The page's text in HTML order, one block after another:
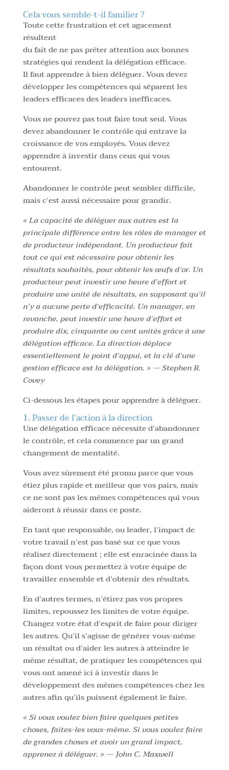
Cela vous semble-t-il familier ?
Toute cette frustration et cet agacement
résultent
du fait de ne pas prêter attention aux bonnes
stratégies qui rendent la délégation efficace.
Il faut apprendre à bien déléguer. Vous devez
développer les compétences qui séparent les
leaders efficaces des leaders inefficaces.
Vous ne pouvez pas tout faire tout seul. Vous
devez abandonner le contrôle qui entrave la
croissance de vos employés. Vous devez
apprendre à investir dans ceux qui vous
entourent.
Abandonner le contrôle peut sembler difficile,
mais c’est aussi nécessaire pour grandir.
« La capacité de déléguer aux autres est la
principale différence entre les rôles de manager et
de producteur indépendant. Un producteur fait
tout ce qui est nécessaire pour obtenir les
résultats souhaités, pour obtenir les œufs d’or. Un
producteur peut investir une heure d’effort et
produire une unité de résultats, en supposant qu’il
n’y a aucune perte d’efficacité. Un manager, en
revanche, peut investir une heure d’effort et
produire dix, cinquante ou cent unités grâce à une
délégation efficace. La direction déplace
essentiellement le point d’appui, et la clé d’une
gestion efficace est la délégation. » — Stephen R.
Covey
Ci-dessous les étapes pour apprendre à déléguer.
1. Passer de l’action à la direction
Une délégation efficace nécessite d’abandonner
le contrôle, et cela commence par un grand
changement de mentalité.
Vous avez sûrement été promu parce que vous
étiez plus rapide et meilleur que vos pairs, mais
ce ne sont pas les mêmes compétences qui vous
aideront à réussir dans ce poste.
En tant que responsable, ou leader, l’impact de
votre travail n’est pas basé sur ce que vous
réalisez directement ; elle est enracinée dans la
façon dont vous permettez à votre équipe de
travailler ensemble et d’obtenir des résultats.
En d’autres termes, n’étirez pas vos propres
limites, repoussez les limites de votre équipe.
Changez votre état d’esprit de faire pour diriger
les autres. Qu’il s’agisse de générer vous-même
un résultat ou d’aider les autres à atteindre le
même résultat, de pratiquer les compétences qui
vous ont amené ici à investir dans le
développement des mêmes compétences chez les
autres afin qu’ils puissent également le faire.
« Si vous voulez bien faire quelques petites
choses, faites-les vous-même. Si vous voulez faire
de grandes choses et avoir un grand impact,
apprenez à déléguer. » — John C. Maxwell